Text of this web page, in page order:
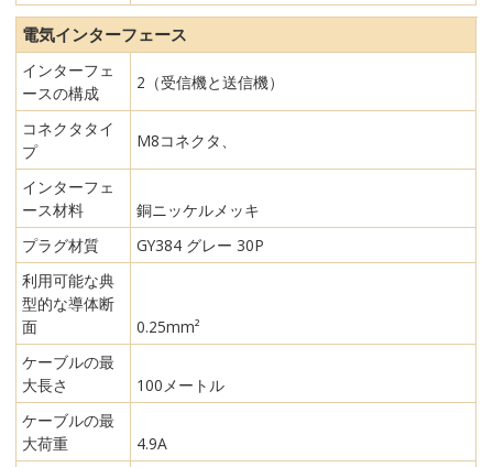
電気インターフェース
インターフェ
ースの構成
2（受信機と送信機）
コネクタタイ
プ
M8コネクタ、
インターフェ
ース材料
銅ニッケルメッキ
プラグ材質
GY384 グレー 30P
利用可能な典
型的な導体断
面
0.25mm²
ケーブルの最
大長さ
100メートル
ケーブルの最
大荷重
4.9A